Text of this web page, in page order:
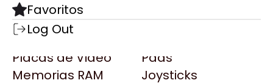
Componentes
Motherboards
Microprocesadores
Placas de Video
Memorias RAM
Pads
Joysticks
Todas las Marcas
AMD
AULA
Destacadas
Favoritos
Log Out